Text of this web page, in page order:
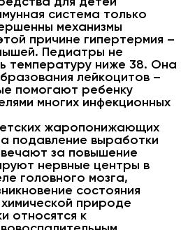
система только
механизмы
причине гипертермия –
Педиатры не
температуру ниже 38. Она
лейкоцитов –
помогают ребенку
многих инфекционных
жаропонижающих
подавление выработки
за повышение
нервные центры в
головного мозга,
состояния
природе
относятся к